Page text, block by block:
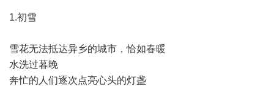
1.初雪
雪花无法抵达异乡的城市，恰如春暖
水洗过暮晚
奔忙的人们逐次点亮心头的灯盏